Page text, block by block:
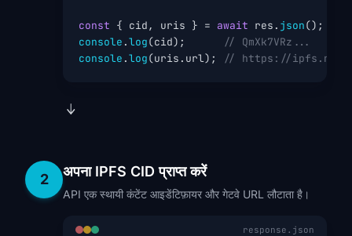
const { cid, uris } = await res. json
console .log(cid);
// QmXk7VRz...
console .log(uris.url); // https://
2 अपना IPFS CID प्राप्त करें
API एक स्थायी कंटेंट आइडेंटिफ़ायर और गेटवे URL लौटाता है।
response.json